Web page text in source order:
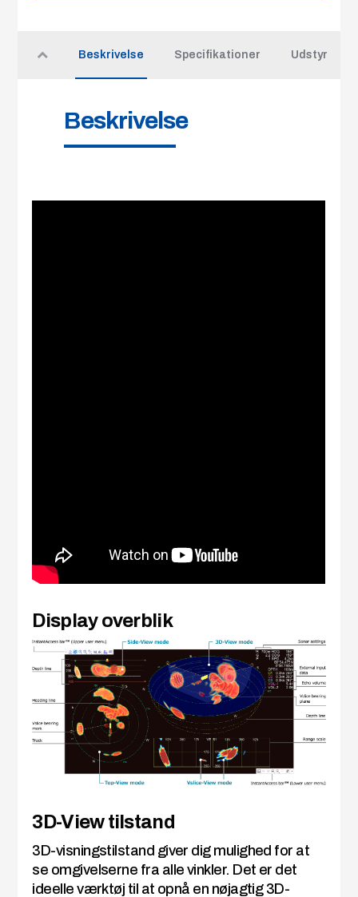
Beskrivelse Specifikationer Udstyr
Beskrivelse
Display overblik
3D-View tilstand
3D-visningstilstand giver dig mulighed for at
se omgivelserne fra alle vinkler. Det er det
ideelle værktøj til at opnå en nøjagtig 3D-